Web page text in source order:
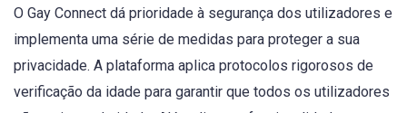
O Gay Connect dá prioridade à segurança dos utilizadores e
implementa uma série de medidas para proteger a sua
privacidade. A plataforma aplica protocolos rigorosos de
verificação da idade para garantir que todos os utilizadores